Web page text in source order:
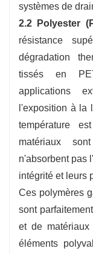
systèmes de
2.2 Polyester
résistance
dégradation
tissés en
applications
l'exposition à la
température
matériaux
n'absorbent pas
intégrité et leurs
Ces polymères
sont
et de
éléments